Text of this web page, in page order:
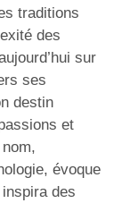
traditions
des
sur
ses
destin
et
évoque
des